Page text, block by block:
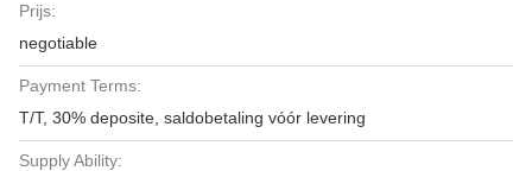
Prijs:
negotiable
Payment Terms:
T/T, 30% deposite, saldobetaling vóór levering
Supply Ability: